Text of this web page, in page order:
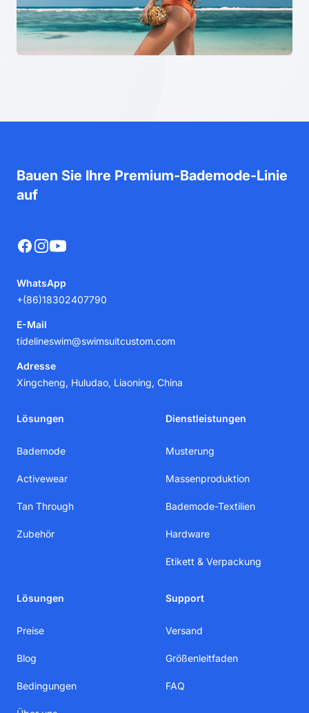
Bauen Sie Ihre Premium-Bademode-Linie
auf
Facebook
Instagram
YouTube
WhatsApp
+(86)18302407790
E-Mail
tidelineswim@swimsuitcustom.com
Adresse
Xingcheng, Huludao, Liaoning, China
Lösungen
Bademode
Activewear
Tan Through
Zubehör
Dienstleistungen
Musterung
Massenproduktion
Bademode-Textilien
Hardware
Etikett & Verpackung
Lösungen
Preise
Blog
Bedingungen
Support
Versand
Größenleitfaden
FAQ